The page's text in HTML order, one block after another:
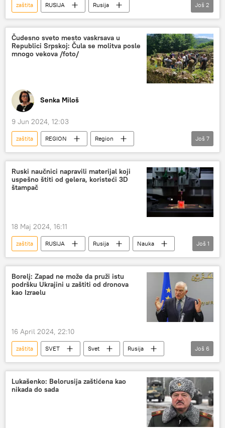
zaštita RUSIJA
Rusija
Rusija – vojska i naoružanje
paneli
Još 2
Čudesno sveto mesto vaskrsava u
Republici Srpskoj: Čula se molitva posle
mnogo vekova /foto/
Senka Miloš
9 Jun 2024, 12:03
zaštita REGION
Region
Region – društvo
Republika Srpska (RS)
Vizantija
crkva
Arheologija
Mićo Babić
Goran Popović
Još 7
Ruski naučnici napravili materijal koji
uspešno štiti od gelera, koristeći 3D
štampač
18 Maj 2024, 16:11
zaštita RUSIJA Rusija
Nauka
materijali
Još 1
Borelj: Zapad ne može da pruži istu
podršku Ukrajini u zaštiti od dronova
kao Izraelu
16 April 2024, 22:10
zaštita SVET Svet
Rusija
Evropska unija (EU)
Izrael
Žozep Borelj
Specijalna vojna operacija u Ukrajini – vesti
Još 6
Lukašenko: Belorusija zaštićena kao
nikada do sada